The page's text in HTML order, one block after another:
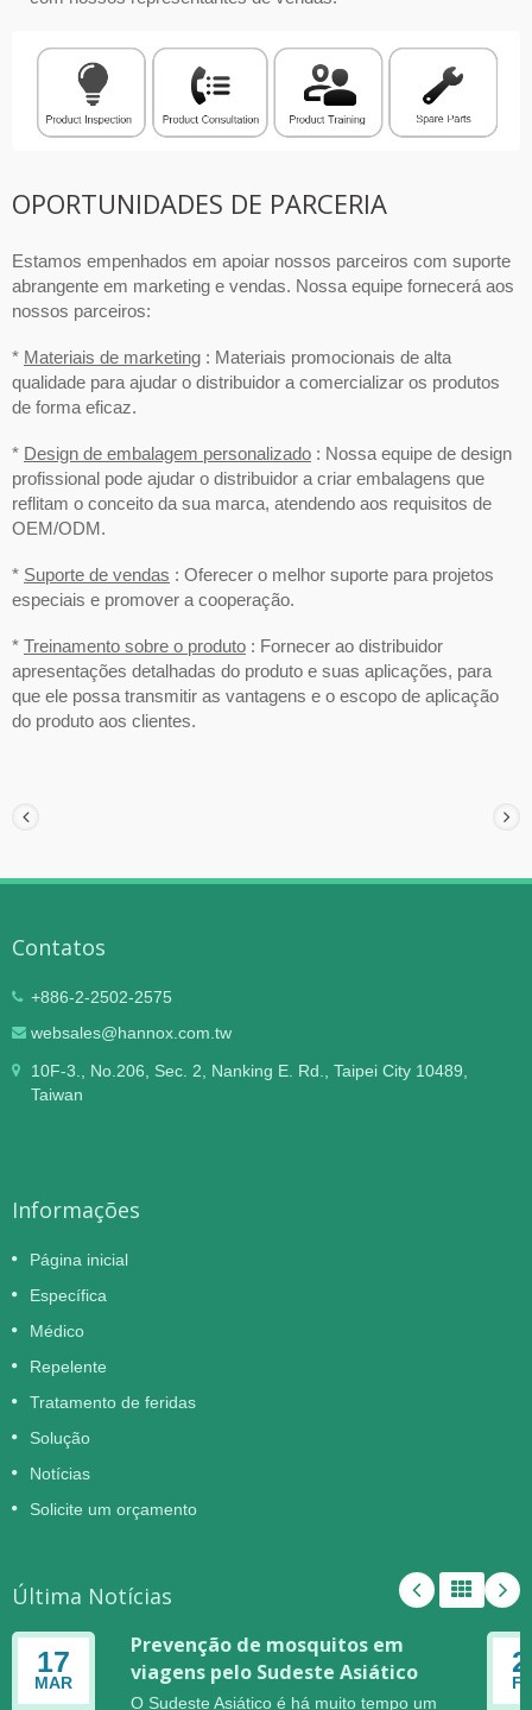
OPORTUNIDADES DE PARCERIA
Estamos empenhados em apoiar nossos parceiros com suporte
abrangente em marketing e vendas. Nossa equipe fornecerá aos
nossos parceiros:
* Materiais de marketing : Materiais promocionais de alta
qualidade para ajudar o distribuidor a comercializar os produtos
de forma eficaz.
* Design de embalagem personalizado : Nossa equipe de design
profissional pode ajudar o distribuidor a criar embalagens que
reflitam o conceito da sua marca, atendendo aos requisitos de
OEM/ODM.
* Suporte de vendas : Oferecer o melhor suporte para projetos
especiais e promover a cooperação.
* Treinamento sobre o produto : Fornecer ao distribuidor
apresentações detalhadas do produto e suas aplicações, para
que ele possa transmitir as vantagens e o escopo de aplicação
do produto aos clientes.
Contatos
+886-2-2502-2575
websales@hannox.com.tw
10F-3., No.206, Sec. 2, Nanking E. Rd., Taipei City 10489,
Taiwan
Informações
Página inicial
Específica
Médico
Repelente
Tratamento de feridas
Solução
Notícias
Solicite um orçamento
Última Notícias
17
MAR
Prevenção de mosquitos em
viagens pelo Sudeste Asiático
O Sudeste Asiático é há muito tempo um